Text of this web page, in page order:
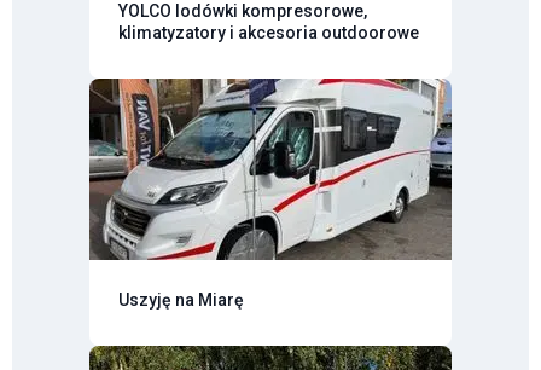
YOLCO lodówki kompresorowe,
klimatyzatory i akcesoria outdoorowe
Uszyję na Miarę